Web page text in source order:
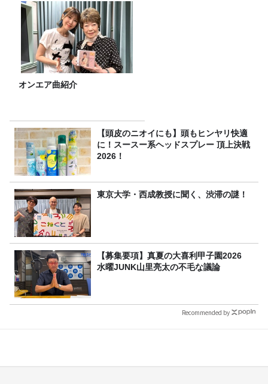
オンエア曲紹介
【頭皮のニオイにも】頭もヒンヤリ快適
に！スースー系ヘッドスプレー 頂上決戦
2026！
東京大学・西成教授に聞く、渋滞の謎！
【募集要項】真夏の大喜利甲子園2026
水曜JUNK山里亮太の不毛な議論
Recommended by